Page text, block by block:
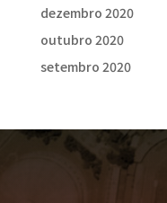
dezembro 2020
outubro 2020
setembro 2020